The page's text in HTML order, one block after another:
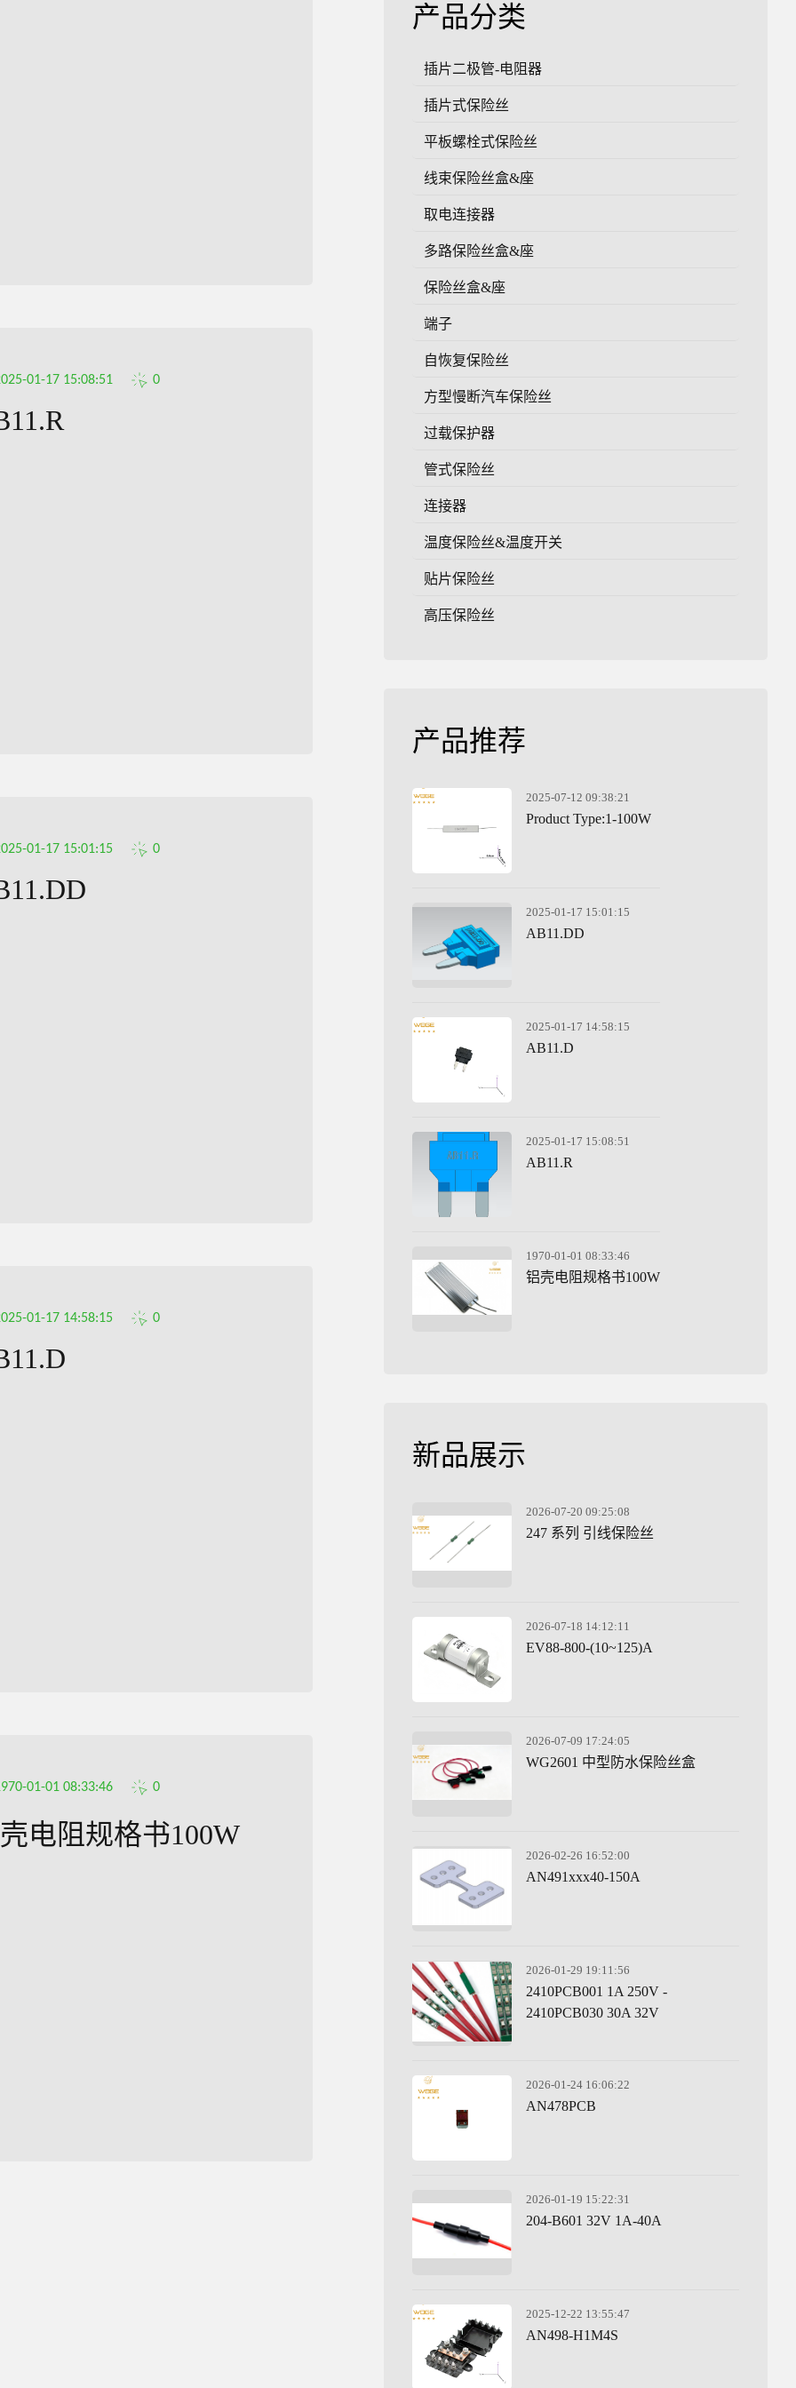
01-17 15:08:51 0
01-17 15:01:15 0
01-17 14:58:15 0
01-01 08:33:46 0
电阻规格书100W
产品分类
插片二极管-电阻器
插片式保险丝
平板螺栓式保险丝
线束保险丝盒&座
取电连接器
多路保险丝盒&座
保险丝盒&座
端子
自恢复保险丝
方型慢断汽车保险丝
过载保护器
管式保险丝
连接器
温度保险丝&温度开关
贴片保险丝
高压保险丝
产品推荐
2025-07-12 09:38:21
Product Type:1-100W
2025-01-17 15:01:15
AB11.DD
2025-01-17 14:58:15
AB11.D
2025-01-17 15:08:51
AB11.R
1970-01-01 08:33:46
铝壳电阻规格书100W
新品展示
2026-07-20 09:25:08
247 系列 引线保险丝
2026-07-18 14:12:11
EV88-800-(10~125)A
2026-07-09 17:24:05
WG2601 中型防水保险丝盒
2026-02-26 16:52:00
AN491xxx40-150A
2026-01-29 19:11:56
2410PCB001 1A 250V -
2410PCB030 30A 32V
2026-01-24 16:06:22
AN478PCB
2026-01-19 15:22:31
204-B601 32V 1A-40A
2025-12-22 13:55:47
AN498-H1M4S